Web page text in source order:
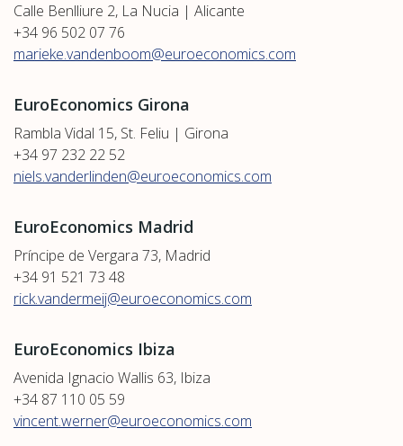
Calle Benlliure 2, La Nucia | Alicante
+34 96 502 07 76
marieke.vandenboom@euroeconomics.com
EuroEconomics Girona
Rambla Vidal 15, St. Feliu | Girona
+34 97 232 22 52
niels.vanderlinden@euroeconomics.com
EuroEconomics Madrid
Príncipe de Vergara 73, Madrid
+34 91 521 73 48
rick.vandermeij@euroeconomics.com
EuroEconomics Ibiza
Avenida Ignacio Wallis 63, Ibiza
+34 87 110 05 59
vincent.werner@euroeconomics.com